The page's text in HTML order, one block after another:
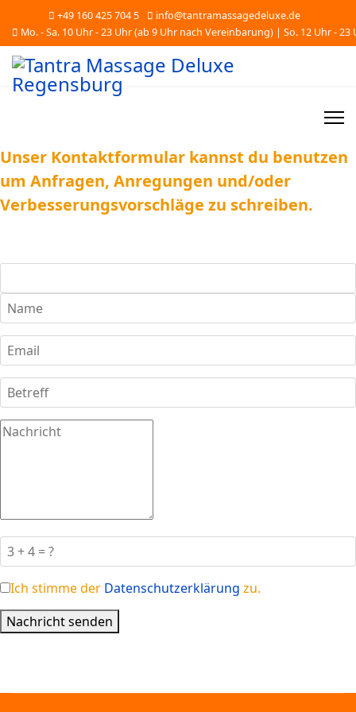
+49 160 425 704 5
info@tantramassagedeluxe.de
Mo. - Sa. 10 Uhr - 23 Uhr (ab 9 Uhr nach Vereinbarung) | So. 12 Uhr - 23
Unser Kontaktformular kannst du benutzen
um Anfragen, Anregungen und/oder
Verbesserungsvorschläge zu schreiben.
Ich stimme der Datenschutzerklärung zu.
Nachricht senden